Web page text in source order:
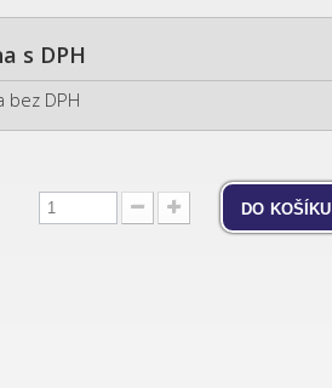
s DPH
bez DPH
do košíku